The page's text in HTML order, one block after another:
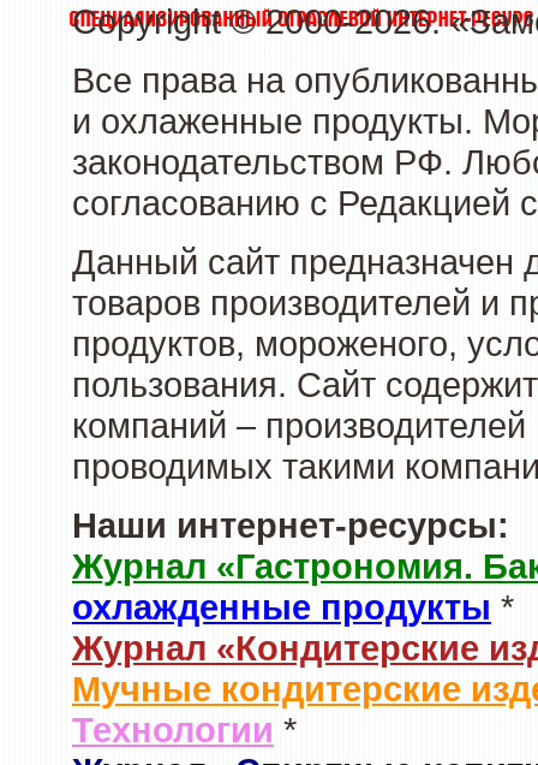
Copyright © 2000-2026.
Все права на
и охлаженные продукты.
законодательством РФ.
согласованию с Редакцией
Данный сайт предназначен
товаров производителей и
продуктов, мороженого,
пользования. Сайт
компаний –
проводимых такими
Наши интернет-ресурсы:
Журнал «Гастрономия.
охлажденные продукты *
Журнал «Кондитерские
Мучные кондитерские
Технологии *